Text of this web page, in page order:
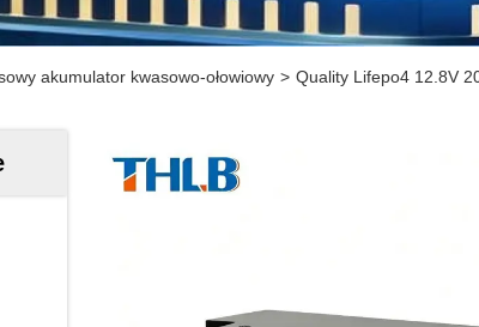
akumulator kwasowo-ołowiowy > Quality Lifepo4 12.8V